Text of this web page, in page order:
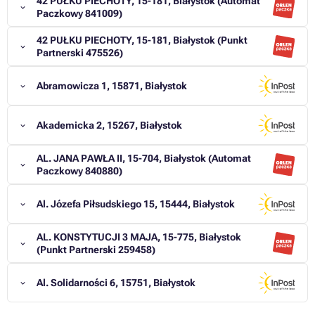
Paczkowy 841009)
42 PUŁKU PIECHOTY, 15-181, Białystok (Punkt
Partnerski 475526)
Abramowicza 1, 15871, Białystok
Akademicka 2, 15267, Białystok
AL. JANA PAWŁA II, 15-704, Białystok (Automat
Paczkowy 840880)
Al. Józefa Piłsudskiego 15, 15444, Białystok
AL. KONSTYTUCJI 3 MAJA, 15-775, Białystok
(Punkt Partnerski 259458)
Al. Solidarności 6, 15751, Białystok